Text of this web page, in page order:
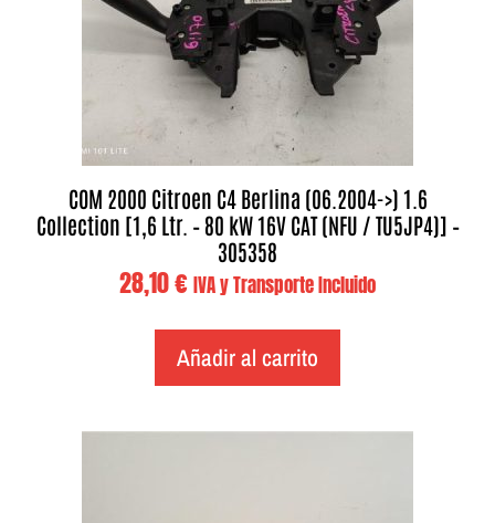
COM 2000 Citroen C4 Berlina (06.2004->) 1.6
Collection [1,6 Ltr. – 80 kW 16V CAT (NFU / TU5JP4)] –
305358
28,10€ IVA y Transporte Incluido
Añadir al carrito